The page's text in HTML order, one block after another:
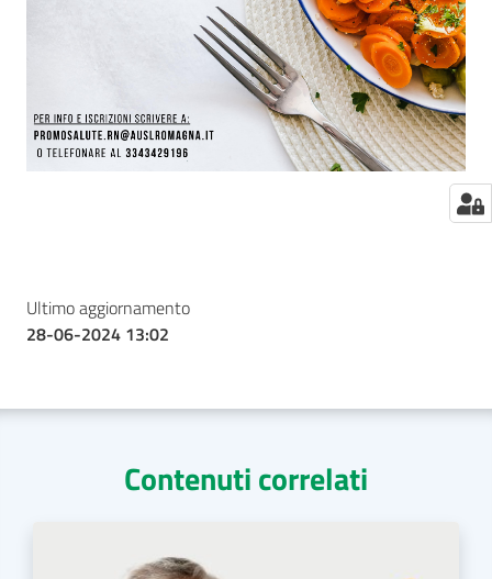
Ultimo aggiornamento
28-06-2024 13:02
Contenuti correlati